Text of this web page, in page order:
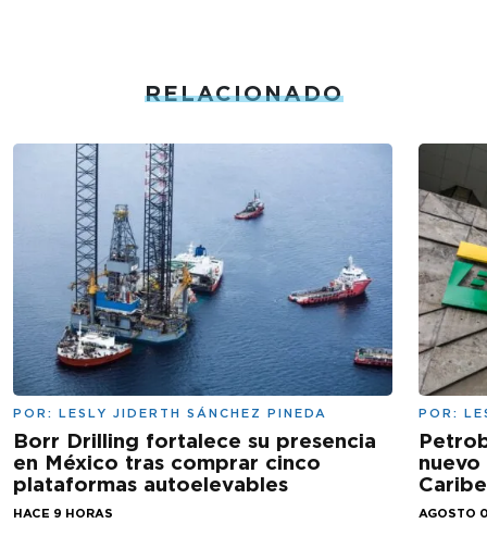
RELACIONADO
POR: LESLY JIDERTH SÁNCHEZ PINEDA
Borr Drilling fortalece su presencia
en México tras comprar cinco
plataformas autoelevables
HACE 9 HORAS
POR:
AGOSTO